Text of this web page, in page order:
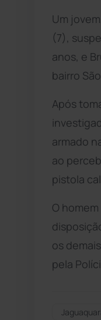
Um
(7),
anos, e
bairro
Após
armado
ao
pistola
O
os
pela